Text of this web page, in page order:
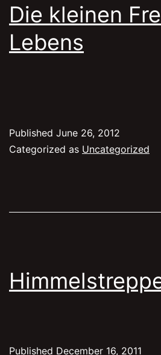
Die kleinen
Lebens
Published June 26, 2012
Categorized as Uncategorized
Published December 16, 2011